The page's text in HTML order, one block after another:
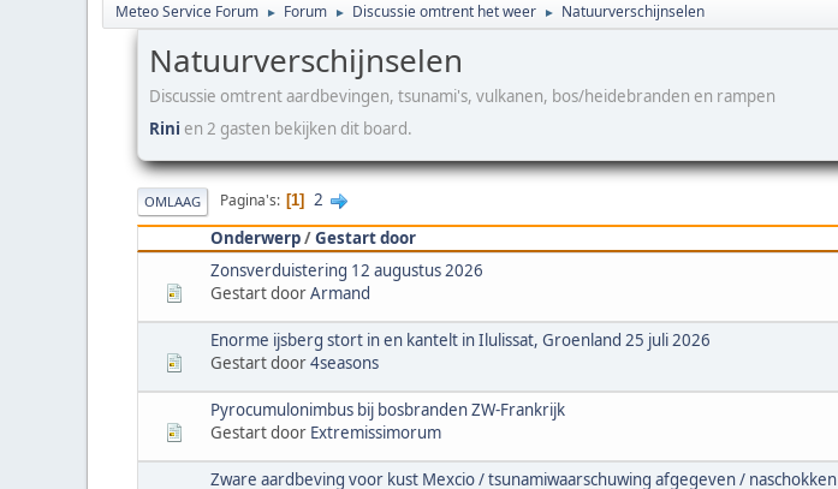
Meteo Service Forum ► Forum ► Discussie omtrent het weer ► Natuurverschijnselen
Natuurverschijnselen
Discussie omtrent aardbevingen, tsunami's, vulkanen, bos/heidebranden en rampen
Rini en 2 gasten bekijken dit board.
OMLAAG Pagina's 1
2
Onderwerp/Gestart door
Zonsverduistering 12 augustus 2026
Gestart doorArmand
Enorme ijsberg stort in en kantelt in Ilulissat, Groenland 25 juli 2026
Gestart door4seasons
Pyrocumulonimbus bij bosbranden ZW-Frankrijk
Gestart door Extremissimorum
Zware aardbeving voor kust Mexcio / tsunamiwaarschuwing afgegeven / naschokken